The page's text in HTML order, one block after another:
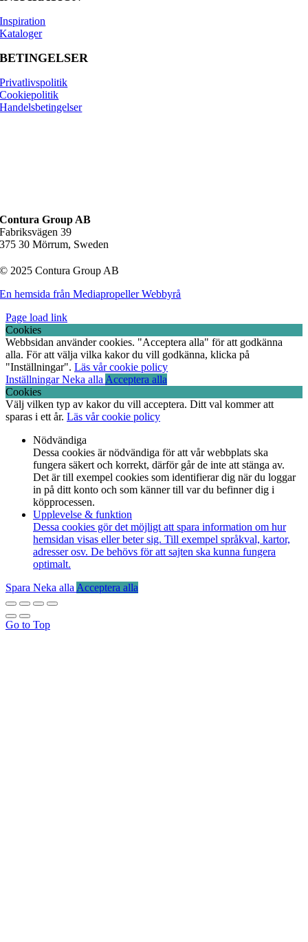
Inspiration
Kataloger
BETINGELSER
Privatlivspolitik
Cookiepolitik
Handelsbetingelser
Contura Group AB
Fabriksvägen 39
375 30 Mörrum, Sweden
© 2025 Contura Group AB
En hemsida från Mediapropeller Webbyrå
Page load link
Cookies
Webbsidan använder cookies. "Acceptera alla" för att godkänna
alla. För att välja vilka kakor du vill godkänna, klicka på
"Inställningar". Läs vår cookie policy
InställningarNeka alla Acceptera alla
Cookies
Välj vilken typ av kakor du vill acceptera. Ditt val kommer att
sparas i ett år. Läs vår cookie policy
Nödvändiga
Dessa cookies är nödvändiga för att vår webbplats ska
fungera säkert och korrekt, därför går de inte att stänga av.
Det är till exempel cookies som identifierar dig när du loggar
in på ditt konto och som känner till var du befinner dig i
köpprocessen.
Upplevelse & funktion
Dessa cookies gör det möjligt att spara information om hur
hemsidan visas eller beter sig. Till exempel språkval, kartor,
adresser osv. De behövs för att sajten ska kunna fungera
optimalt.
Spara Neka alla Acceptera alla
Go to Top